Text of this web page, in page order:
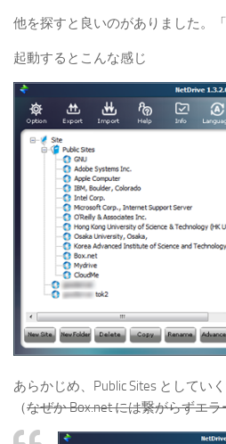
他を探すと良いのがありました。「
起動するとこんな感じ
あらかじめ、Public Sites としてい
（なぜか Box.net には繋がらずエ